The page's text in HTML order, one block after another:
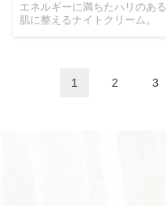
エネルギーに満ちたハリのある
肌に整えるナイトクリーム。
1 2 3